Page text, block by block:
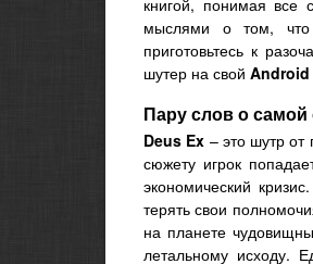
книгой, понимая все
мыслями о том, что
приготовьтесь к
шутер на свой Android
Пару слов о самой
Deus Ex – это шутр от
сюжету игрок
экономический
терять свои
на планете
летальному исходу.